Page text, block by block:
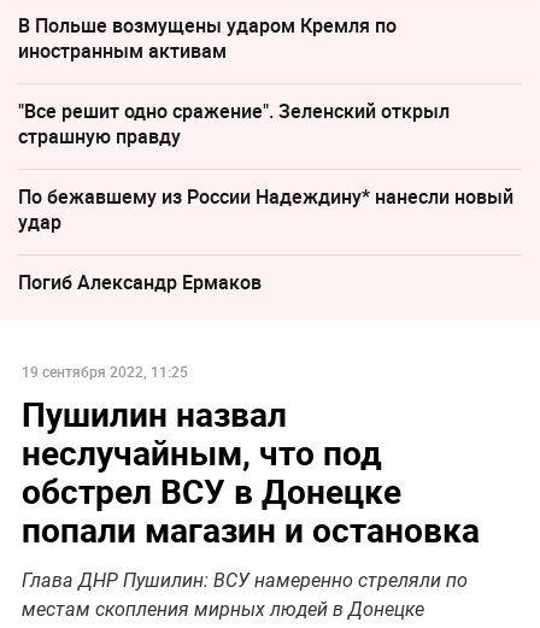
В Польше возмущены ударом Кремля по
иностранным активам
"Все решит одно сражение". Зеленский открыл
страшную правду
По бежавшему из России Надеждину* нанесли новый
удар
Погиб Александр Ермаков
19 сентября 2022, 11:25
Пушилин назвал
неслучайным, что под
обстрел ВСУ в Донецке
попали магазин и остановка
Глава ДНР Пушилин: ВСУ намеренно стреляли по
местам скопления мирных людей в Донецке